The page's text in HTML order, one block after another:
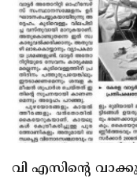
വി എസിന്റെ